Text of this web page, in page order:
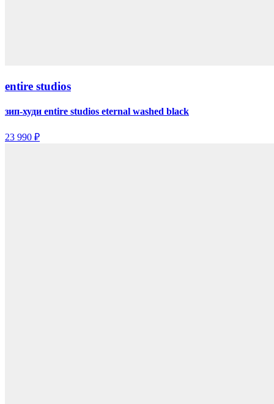
entire studios
зип-худи entire studios eternal washed black
23 990 ₽